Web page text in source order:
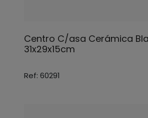
Centro C/asa Cerámica
31x29x15cm
Ref: 60291